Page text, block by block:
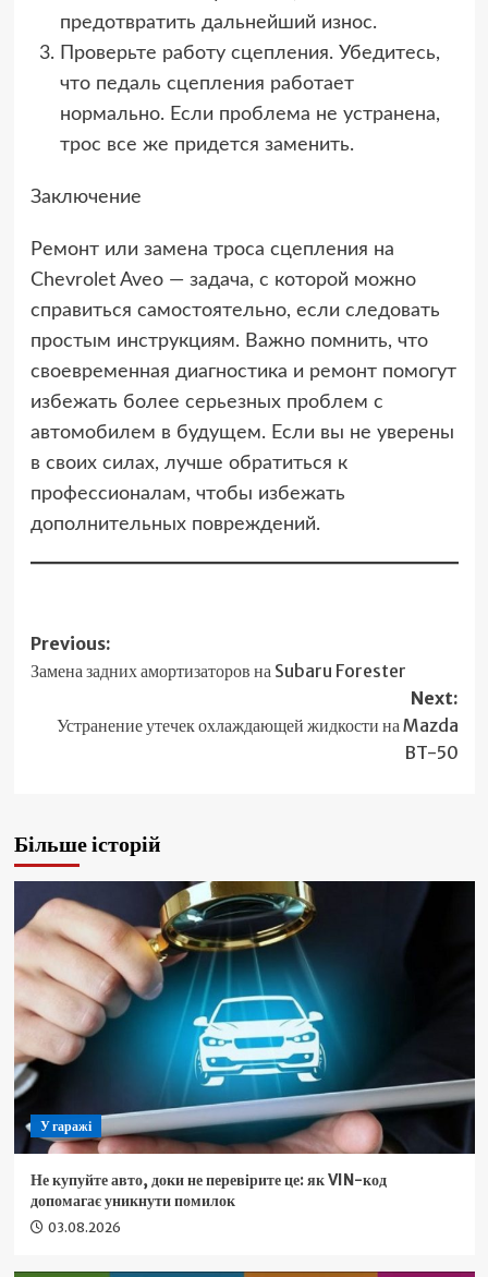
предотвратить дальнейший износ.
Проверьте работу сцепления. Убедитесь,
что педаль сцепления работает
нормально. Если проблема не устранена,
трос все же придется заменить.
Заключение
Ремонт или замена троса сцепления на
Chevrolet Aveo — задача, с которой можно
справиться самостоятельно, если следовать
простым инструкциям. Важно помнить, что
своевременная диагностика и ремонт помогут
избежать более серьезных проблем с
автомобилем в будущем. Если вы не уверены
в своих силах, лучше обратиться к
профессионалам, чтобы избежать
дополнительных повреждений.
Post
navigation
Previous:
Замена задних амортизаторов на Subaru Forester
Next:
Устранение утечек охлаждающей жидкости на Mazda
BT-50
Більше історій
У гаражі
Не купуйте авто, доки не перевірите це: як VIN-код
допомагає уникнути помилок
03.08.2026